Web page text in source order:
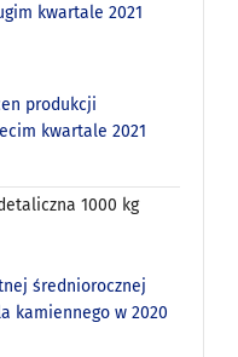
kwartale 2021
produkcji
kwartale 2021
1000 kg
średniorocznej
kamiennego w 2020